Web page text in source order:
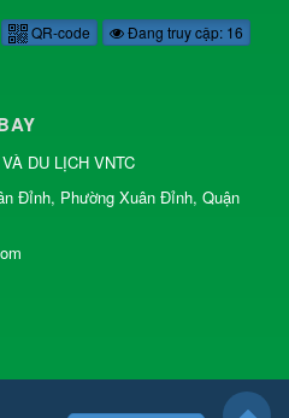
QR-code Đang truy cập: 16
DU LỊCH VNTC
Đỉnh, Phường Xuân Đỉnh, Quận